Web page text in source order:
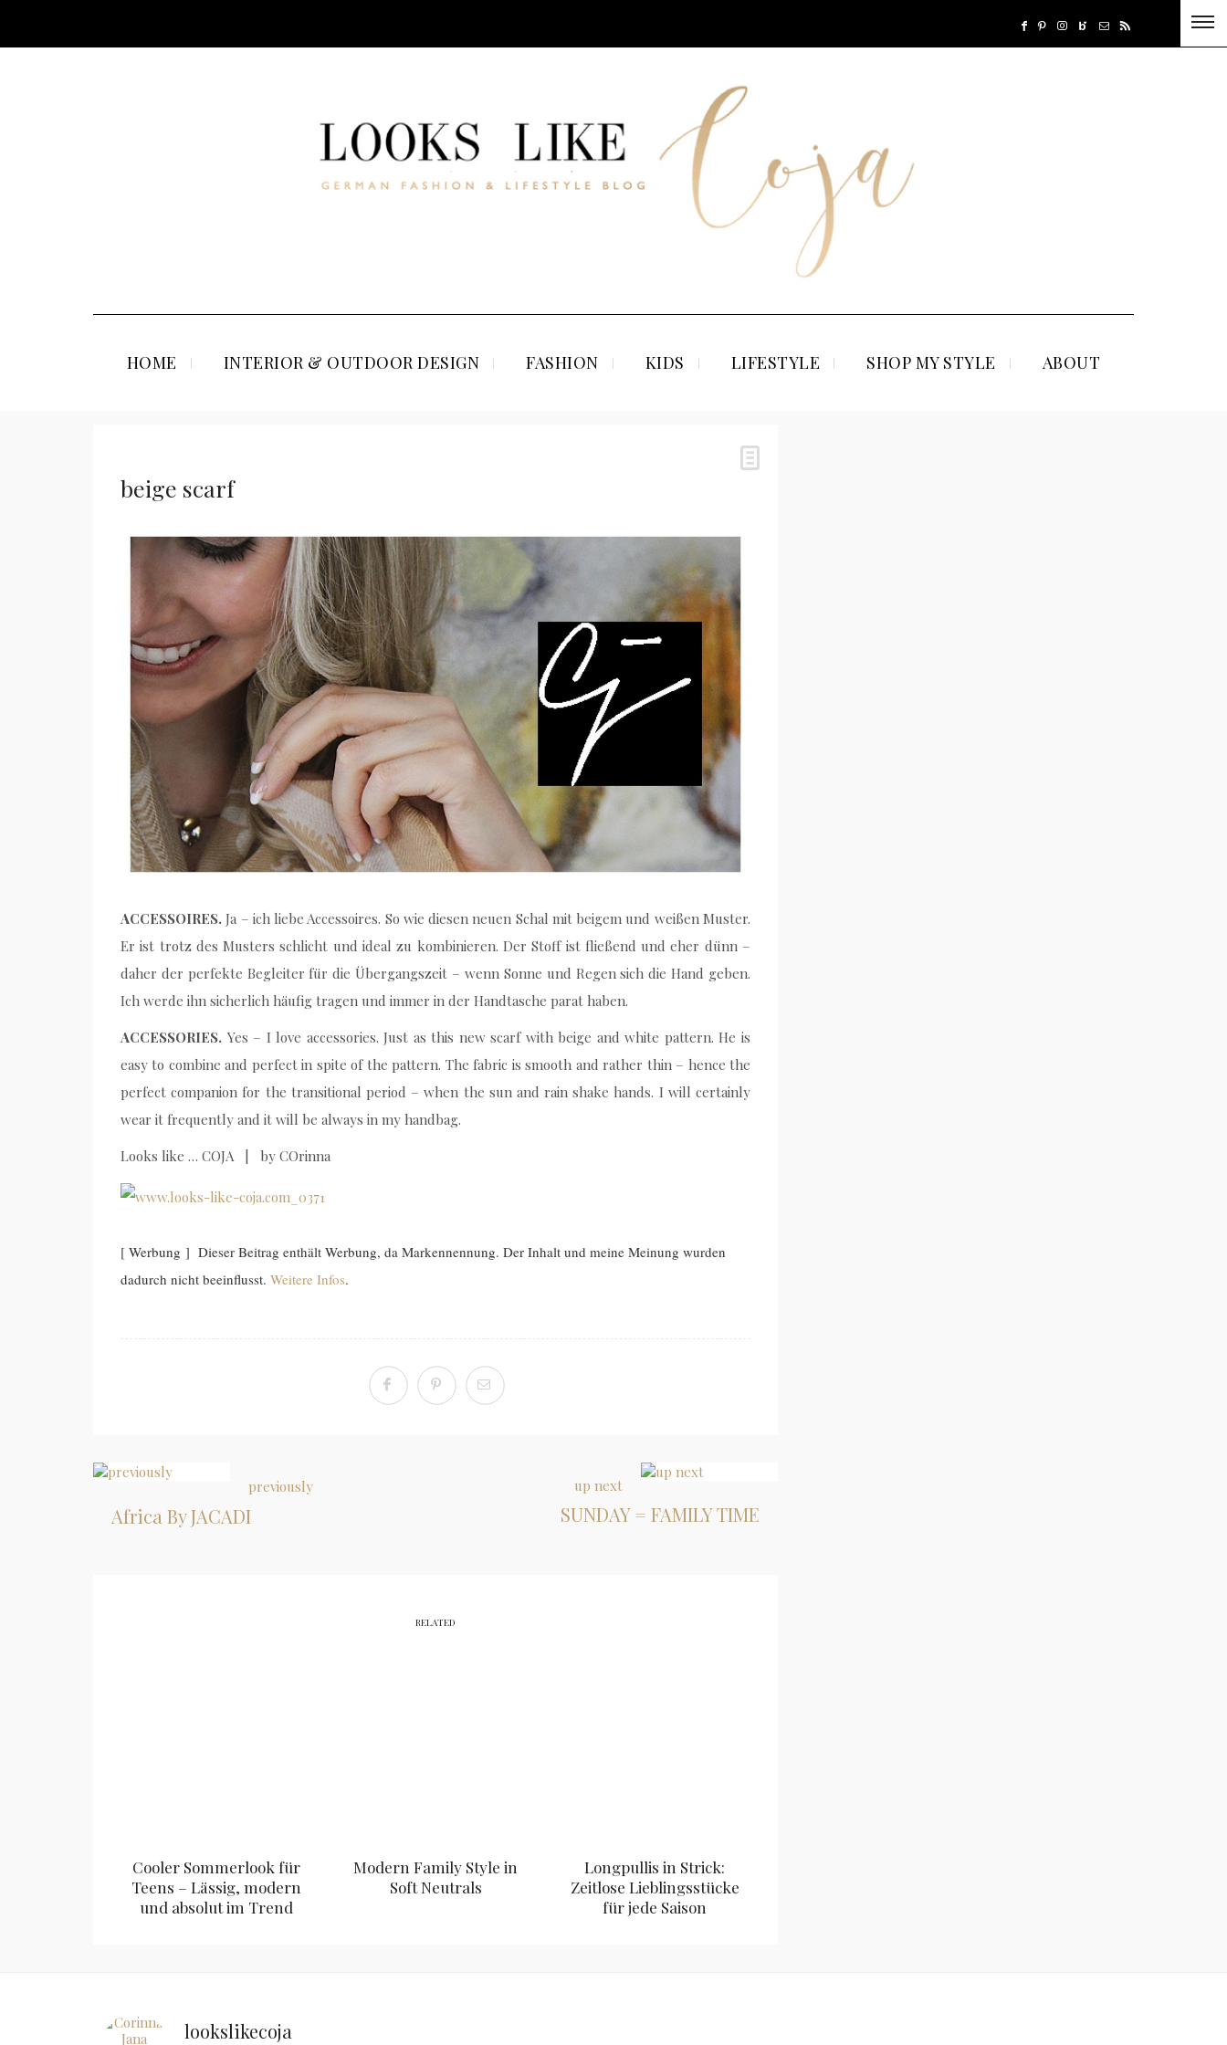
HOME INTERIOR & OUTDOOR DESIGN FASHION KIDS LIFESTYLE SHOP MY STYLE ABOUT
beige scarf
ACCESSOIRES. Ja – ich liebe Accessoires. So wie diesen neuen Schal mit beigem und weißen Muster.
Er ist trotz des Musters schlicht und ideal zu kombinieren. Der Stoff ist fließend und eher dünn –
daher der perfekte Begleiter für die Übergangszeit – wenn Sonne und Regen sich die Hand geben.
Ich werde ihn sicherlich häufig tragen und immer in der Handtasche parat haben.
ACCESSORIES. Yes – I love accessories. Just as this new scarf with beige and white pattern. He is
easy to combine and perfect in spite of the pattern. The fabric is smooth and rather thin – hence the
perfect companion for the transitional period – when the sun and rain shake hands. I will certainly
wear it frequently and it will be always in my handbag.
Looks like … COJA | by COrinna
[ Werbung ] Dieser Beitrag enthält Werbung, da Markennennung. Der Inhalt und meine Meinung wurden
dadurch nicht beeinflusst. Weitere Infos.
previously
Africa By JACADI
up next
SUNDAY = FAMILY TIME
RELATED
Cooler Sommerlook für
Teens – Lässig, modern
und absolut im Trend
Modern Family Style in
Soft Neutrals
Longpullis in Strick:
Zeitlose Lieblingsstücke
für jede Saison
lookslikecoja